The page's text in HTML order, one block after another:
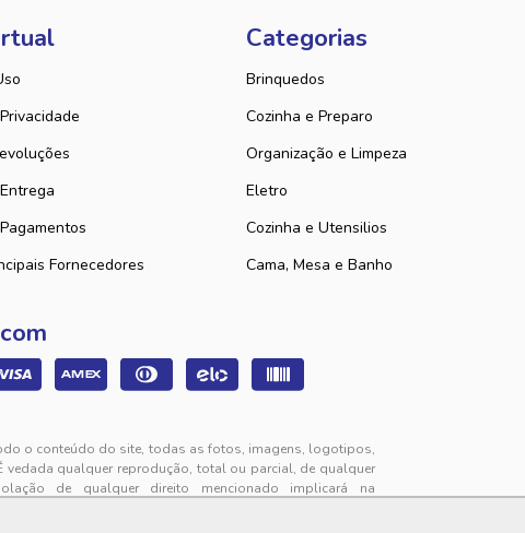
Fornecedores
Categorias
Brinquedos
Cozinha e Preparo
Organização e Limpeza
Eletro
Cozinha e Utensilios
Cama, Mesa e Banho
o conteúdo do site, todas as fotos, imagens, logotipos,
qualquer reprodução, total ou parcial, de qualquer
de qualquer direito mencionado implicará na